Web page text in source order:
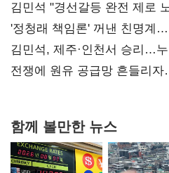
김민석 "경선갈등 완전 제로
사과부터"
'정청래 책임론' 꺼낸 친명계
때리기
김민석, 제주·인천서 승리…
탈환'(종합)
전쟁에 원유 공급망 흔들리
함께 볼만한 뉴스